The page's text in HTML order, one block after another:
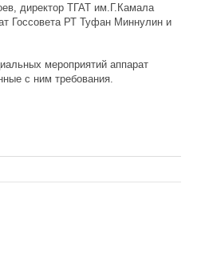
директор ТГАТ им.Г.Камала
Госсовета РТ Туфан Миннулин и
мероприятий аппарат
с ним требования.